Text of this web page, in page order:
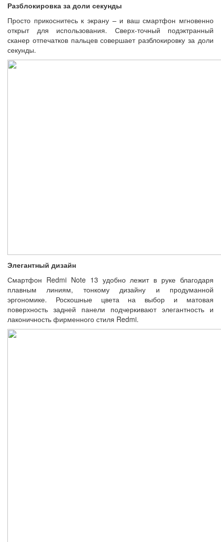
Разблокировка за доли секунды
Просто прикоснитесь к экрану – и ваш смартфон мгновенно
открыт для использования. Сверх-точный подэктранный
сканер отпечатков пальцев совершает разблокировку за доли
секунды.
Элегантный дизайн
Смартфон Redmi Note 13 удобно лежит в руке благодаря
плавным линиям, тонкому дизайну и продуманной
эргономике. Роскошные цвета на выбор и матовая
поверхность задней панели подчеркивают элегантность и
лаконичность фирменного стиля Redmi.